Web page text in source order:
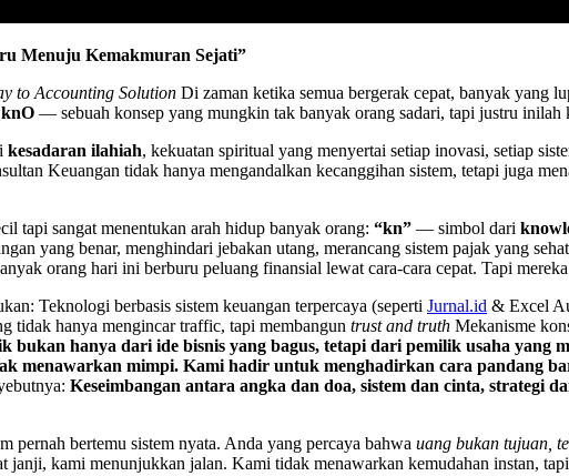
Menuju Kemakmuran Sejati”
to Accounting Solution Di zaman ketika semua bergerak cepat, banyak yang
— sebuah konsep yang mungkin tak banyak orang sadari, tapi justru inilah
kesadaran ilahiah, kekuatan spiritual yang menyertai setiap inovasi, setiap
Keuangan tidak hanya mengandalkan kecanggihan sistem, tetapi juga
tapi sangat menentukan arah hidup banyak orang: “kn” — simbol dari
yang benar, menghindari jebakan utang, merancang sistem pajak yang
orang hari ini berburu peluang finansial lewat cara-cara cepat. Tapi
Teknologi berbasis sistem keuangan terpercaya (seperti Jurnal.id & Excel
tidak hanya mengincar traffic, tapi membangun trust and truth Mekanisme
bukan hanya dari ide bisnis yang bagus, tetapi dari pemilik usaha yang
menawarkan mimpi. Kami hadir untuk menghadirkan cara pandang
Keseimbangan antara angka dan doa, sistem dan cinta, strategi
pernah bertemu sistem nyata. Anda yang percaya bahwa uang bukan tujuan,
janji, kami menunjukkan jalan. Kami tidak menawarkan kemudahan instan,